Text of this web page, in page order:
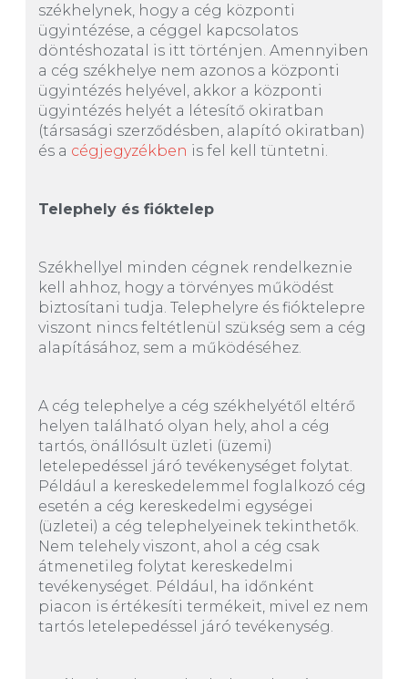
székhelynek, hogy a cég központi
ügyintézése, a céggel kapcsolatos
döntéshozatal is itt történjen. Amennyiben
a cég székhelye nem azonos a központi
ügyintézés helyével, akkor a központi
ügyintézés helyét a létesítő okiratban
(társasági szerződésben, alapító okiratban)
és a cégjegyzékben is fel kell tüntetni.
Telephely és fióktelep
Székhellyel minden cégnek rendelkeznie
kell ahhoz, hogy a törvényes működést
biztosítani tudja. Telephelyre és fióktelepre
viszont nincs feltétlenül szükség sem a cég
alapításához, sem a működéséhez.
A cég telephelye a cég székhelyétől eltérő
helyen található olyan hely, ahol a cég
tartós, önállósult üzleti (üzemi)
letelepedéssel járó tevékenységet folytat.
Például a kereskedelemmel foglalkozó cég
esetén a cég kereskedelmi egységei
(üzletei) a cég telephelyeinek tekinthetők.
Nem telehely viszont, ahol a cég csak
átmenetileg folytat kereskedelmi
tevékenységet. Például, ha időnként
piacon is értékesíti termékeit, mivel ez nem
tartós letelepedéssel járó tevékenység.